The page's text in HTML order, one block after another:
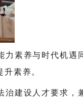
力素养与时代机遇
素养。
治建设人才要求，